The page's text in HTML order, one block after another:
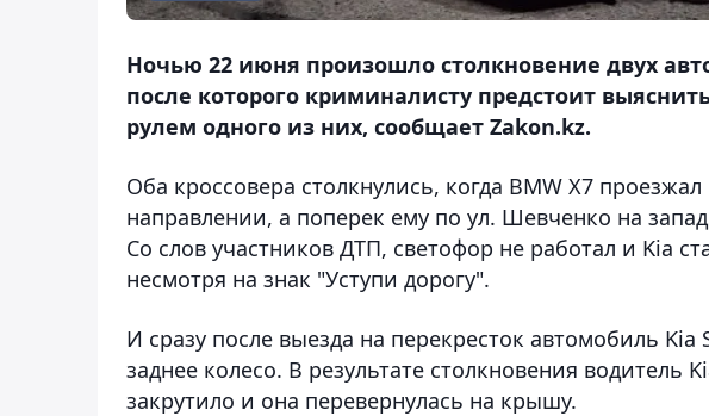
Ночью 22 июня произошло столкновение двух
после которого криминалисту предстоит
рулем одного из них, сообщает Zakon.kz.
Оба кроссовера столкнулись, когда BMW X7
направлении, а поперек ему по ул. Шевченко на
Со слов участников ДТП, светофор не работал и Kia
несмотря на знак "Уступи дорогу".
И сразу после выезда на перекресток автомобиль Kia
заднее колесо. В результате столкновения водитель
закрутило и она перевернулась на крышу.